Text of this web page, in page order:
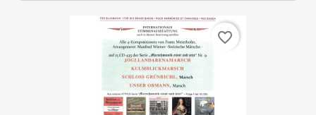
favorite_border